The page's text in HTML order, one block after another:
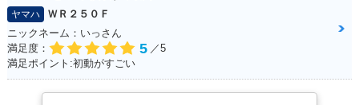
ヤマハ
ＷＲ２５０Ｆ
ニックネーム：いっさん
満足度：
5 ／5
満足ポイント:初動がすごい